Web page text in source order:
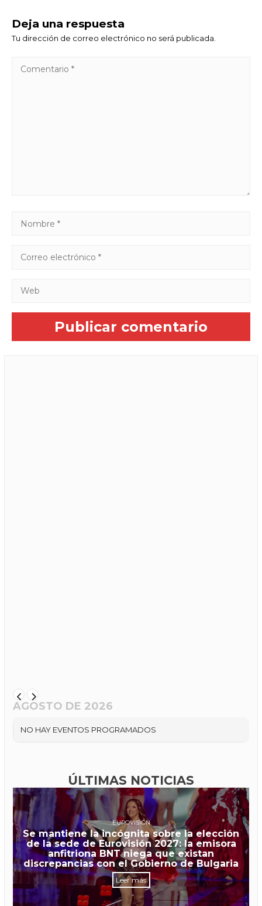
Deja una respuesta
Tu dirección de correo electrónico no será publicada.
AGOSTO DE 2026
NO HAY EVENTOS PROGRAMADOS
ÚLTIMAS NOTICIAS
EUROVISIÓN
Se mantiene la incógnita sobre la elección
de la sede de Eurovisión 2027: la emisora
anfitriona BNT niega que existan
discrepancias con el Gobierno de Bulgaria
Leer más